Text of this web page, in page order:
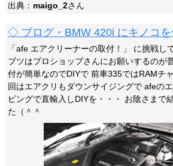
出典： maigo_2さん
◇ ブログ・BMW 420i にキノコを
「afe エアクリーナーの取付！」 に挑戦し
ブツはプロショップさんにお願いするのが
付が簡単なのでDIYで 前車335ではRAMチ
回はエアクリもダウンサイジングで afeの
ピングで直輸入しDIYを・・・ お陰さまで
た（＾＾